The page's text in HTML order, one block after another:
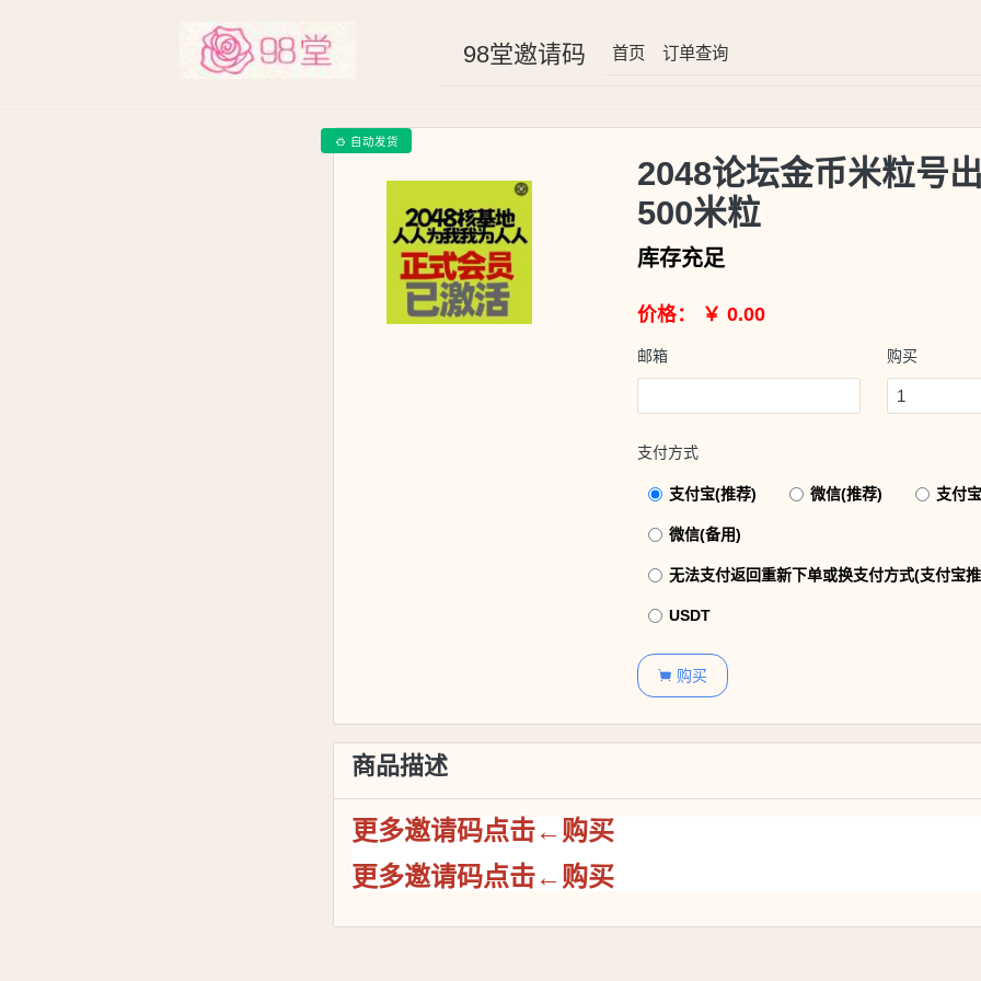
98堂邀请码 首页 订单查询
 自动发货
2048论坛金币米粒号
500米粒
库存充足
价格： ￥ 0.00
邮箱 购买
支付方式
支付宝(推荐) 微信(推荐) 支付
微信(备用)
无法支付返回重新下单或换支付方式(支付宝
USDT
 购买
商品描述
更多邀请码点击←购买
更多邀请码点击←购买